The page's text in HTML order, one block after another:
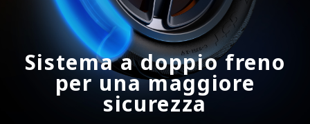
Sistema a doppio freno
per una maggiore
sicurezza